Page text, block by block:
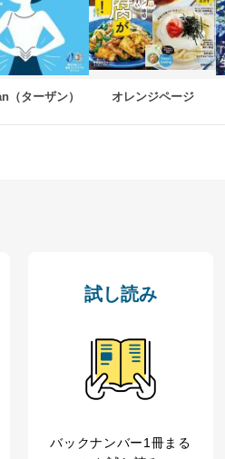
もと、個人情報を取得・アクセス・
（ターザン） オレンジページ
試し読み
バックナンバー1冊まる